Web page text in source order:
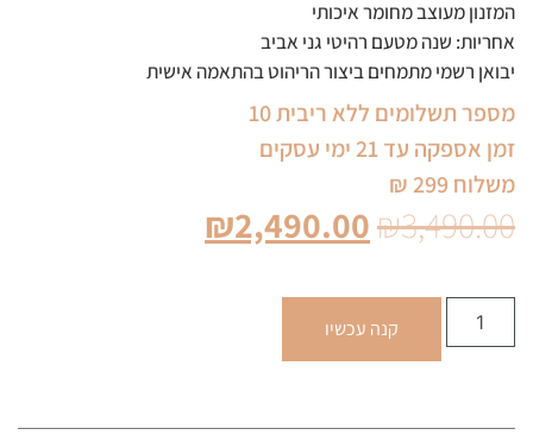
המזנון מעוצב מחומר איכותי
אחריות: שנה מטעם רהיטי גני אביב
יבואן רשמי מתמחים ביצור הריהוט בהתאמה אישית
מספר תשלומים ללא ריבית 10
זמן אספקה עד 21 ימי עסקים
משלוח 299 ₪
₪3,490.00
₪2,490.00
קנה עכשיו